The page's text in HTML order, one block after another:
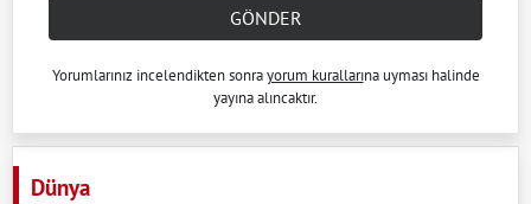
GÖNDER
Yorumlarınız incelendikten sonrayorum kurallarına uyması halinde
yayına alıncaktır.
Dünya